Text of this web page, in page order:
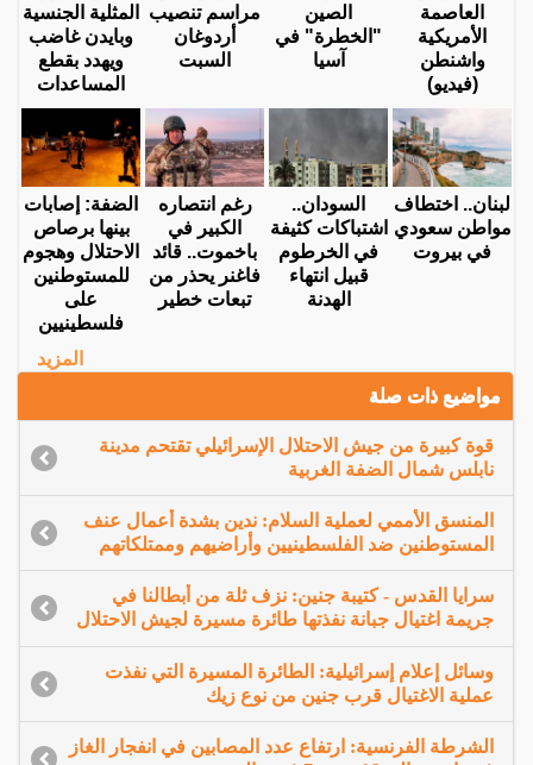
العاصمة
الأمريكية
واشنطن
(فيديو)
الصين
"الخطرة" في
آسيا
مراسم تنصيب
أردوغان
السبت
المثلية الجنسية
وبايدن غاضب
ويهدد بقطع
المساعدات
لبنان.. اختطاف
مواطن سعودي
في بيروت
السودان..
اشتباكات كثيفة
في الخرطوم
قبيل انتهاء
الهدنة
رغم انتصاره
الكبير في
باخموت.. قائد
فاغنر يحذر من
تبعات خطير
الضفة: إصابات
بينها برصاص
الاحتلال وهجوم
للمستوطنين
على
فلسطينيين
المزيد
مواضيع ذات صلة
قوة كبيرة من جيش الاحتلال الإسرائيلي تقتحم مدينة
نابلس شمال الضفة الغربية
المنسق الأممي لعملية السلام: ندين بشدة أعمال عنف
المستوطنين ضد الفلسطينيين وأراضيهم وممتلكاتهم
سرايا القدس - كتيبة جنين: نزف ثلة من أبطالنا في
جريمة اغتيال جبانة نفذتها طائرة مسيرة لجيش الاحتلال
وسائل إعلام إسرائيلية: الطائرة المسيرة التي نفذت
عملية الاغتيال قرب جنين من نوع زيك
الشرطة الفرنسية: ارتفاع عدد المصابين في انفجار الغاز